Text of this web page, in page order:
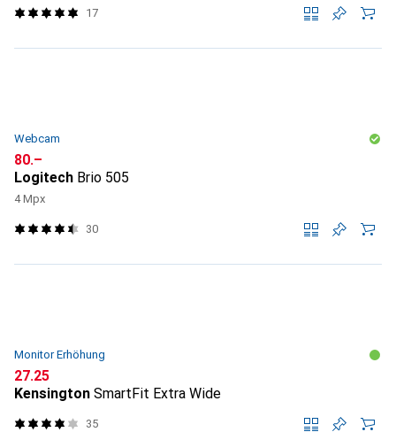
17
Webcam
CHF
80.–
Logitech Brio 505
4 Mpx
30
Monitor Erhöhung
CHF
27.25
Kensington SmartFit Extra Wide
35